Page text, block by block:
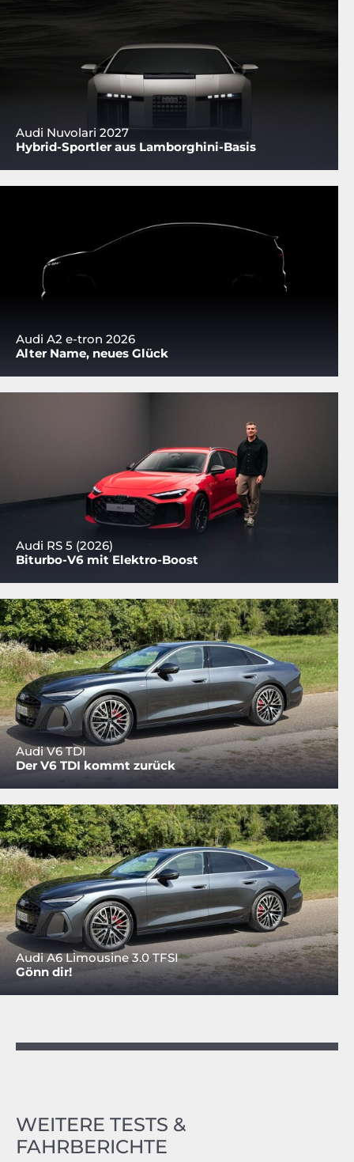
Audi Nuvolari 2027
Hybrid-Sportler aus Lamborghini-Basis
Audi A2 e-tron 2026
Alter Name, neues Glück
Audi RS 5 (2026)
Biturbo-V6 mit Elektro-Boost
Audi V6 TDI
Der V6 TDI kommt zurück
Audi A6 Limousine 3.0 TFSI
Gönn dir!
WEITERE TESTS &
FAHRBERICHTE